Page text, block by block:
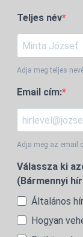
Teljes név
Adja meg teljes
Email cím:
Adja meg az email
Válassza ki
(Bármennyi
Általános
Hogyan